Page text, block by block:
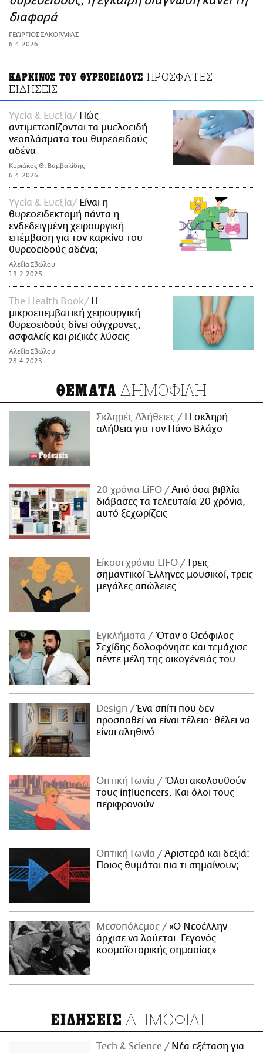
ΑΜΠΑ
PRINT
διαφορά
ΓΕΩΡΓΙΟΣ ΣΑΚΟΡΑΦΑΣ
6.4.2026
ΚΑΡΚΙΝΟΣ ΤΟΥ ΘΥΡΕΟΕΙΔΟΥΣ ΠΡΟΣΦΑΤΕΣ
ΕΙΔΗΣΕΙΣ
Υγεία & Ευεξία
Πώς
αντιμετωπίζονται τα μυελοειδή
νεοπλάσματα του θυρεοειδούς
αδένα
Κυριάκος Θ. Βαμβακίδης
6.4.2026
Υγεία & Ευεξία
Είναι η
θυρεοειδεκτομή πάντα η
ενδεδειγμένη χειρουργική
επέμβαση για τον καρκίνο του
θυρεοειδούς αδένα;
Αλεξία Σβώλου
13.2.2025
The Health Book
Η
μικροεπεμβατική χειρουργική
θυρεοειδούς δίνει σύγχρονες,
ασφαλείς και ριζικές λύσεις
Αλεξία Σβώλου
28.4.2023
ΘΕΜΑΤΑ ΔΗΜΟΦΙΛΗ
Σκληρές Αλήθειες
H σκληρή
αλήθεια για τον Πάνο Βλάχο
20 χρόνια LiFO
Από όσα βιβλία
διάβασες τα τελευταία 20 χρόνια,
αυτό ξεχωρίζεις
Είκοσι χρόνια LIFO
Tρεις
σημαντικοί Έλληνες μουσικοί, τρεις
μεγάλες απώλειες
Εγκλήματα
Όταν ο Θεόφιλος
Σεχίδης δολοφόνησε και τεμάχισε
πέντε μέλη της οικογένειάς του
Design
Ένα σπίτι που δεν
προσπαθεί να είναι τέλειο· θέλει να
είναι αληθινό
Οπτική Γωνία
Όλοι ακολουθούν
τους influencers. Και όλοι τους
περιφρονούν.
Οπτική Γωνία
Αριστερά και δεξιά:
Ποιος θυμάται πια τι σημαίνουν;
Μεσοπόλεμος
«Ο Νεοέλλην
άρχισε να λούεται. Γεγονός
κοσμοϊστορικής σημασίας»
ΕΙΔΗΣΕΙΣ ΔΗΜΟΦΙΛΗ
Τech & Science Νέα εξέταση για